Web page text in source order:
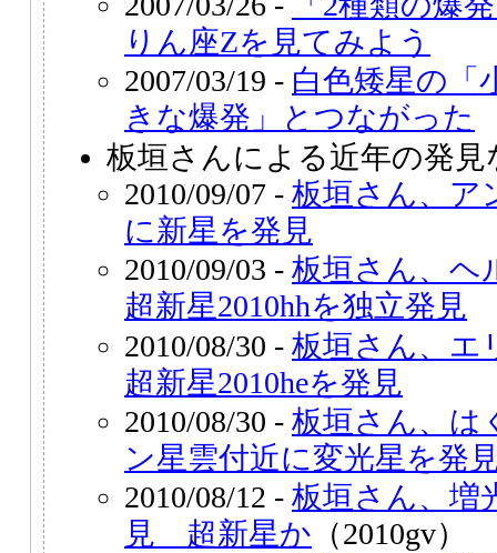
りん座Zを見てみよう
2007/03/19 - 白色矮星の「
きな爆発」とつながった
板垣さんによる近年の発見
2010/09/07 - 板垣さん、ア
に新星を発見
2010/09/03 - 板垣さん、ヘ
超新星2010hhを独立発見
2010/08/30 - 板垣さん、エ
超新星2010heを発見
2010/08/30 - 板垣さん、は
ン星雲付近に変光星を発
2010/08/12 - 板垣さん、増
見 超新星か （2010gv）